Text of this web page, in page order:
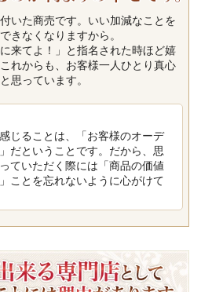
いた商売です。いい加減なことを
きなくなりますから。
来てよ！」と指名された時ほど嬉
れからも、お客様一人ひとり真心
思っています。
じることは、「お客様のオーデ
だということです。だから、思
ていただく際には「商品の価値
ことを忘れないように心がけて